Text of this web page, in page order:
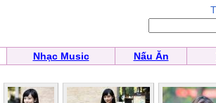
Nhạc Music Nấu Ăn